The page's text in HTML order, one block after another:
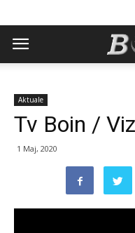
Aktuale
Tv Boin /
1 Maj, 2020